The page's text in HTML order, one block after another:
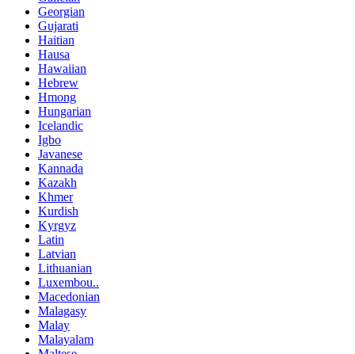
Georgian
Gujarati
Haitian
Hausa
Hawaiian
Hebrew
Hmong
Hungarian
Icelandic
Igbo
Javanese
Kannada
Kazakh
Khmer
Kurdish
Kyrgyz
Latin
Latvian
Lithuanian
Luxembou..
Macedonian
Malagasy
Malay
Malayalam